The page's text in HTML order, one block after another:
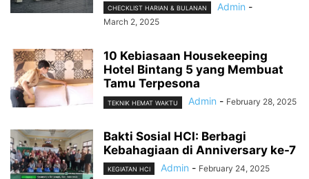
CHECKLIST HARIAN & BULANAN Admin -
March 2, 2025
10 Kebiasaan Housekeeping
Hotel Bintang 5 yang Membuat
Tamu Terpesona
TEKNIK HEMAT WAKTU Admin - February 28, 2025
Bakti Sosial HCI: Berbagi
Kebahagiaan di Anniversary ke-7
KEGIATAN HCI Admin - February 24, 2025